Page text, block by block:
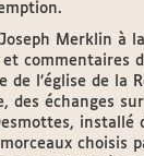
Merklin à
et commentaires
l’église de la
des échanges
installé
choisis